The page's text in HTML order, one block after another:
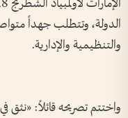
الدولة، وتتطلب جهداً
والتنظيمية والإدارية.
واختتم تصريحه قائلاً: «نثق